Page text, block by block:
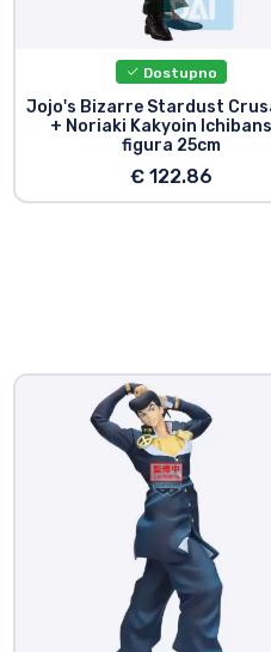
Dostupno
Jojo's Bizarre Stardust
+ Noriaki Kakyoin
figura 25cm
€ 122.86